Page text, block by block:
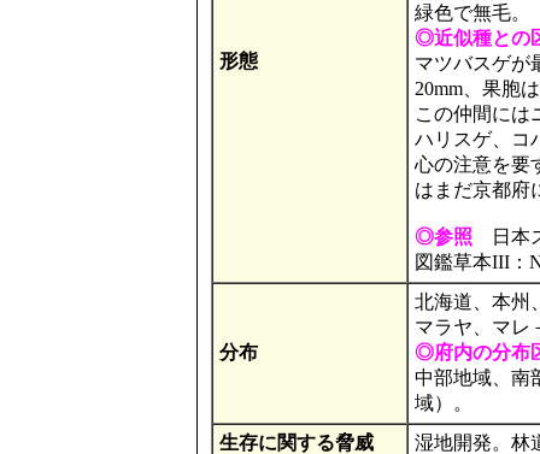
形態
緑色で無毛。
◎近似種との
マツバスゲが
20mm、果胞
この仲間には
ハリスゲ、コ
心の注意を要
はまだ京都府
◎参照 日本
図鑑草本III：
分布
北海道、本州
マラヤ、マレ
◎府内の分布
中部地域、南
域）。
生存に関する脅威
湿地開発。林